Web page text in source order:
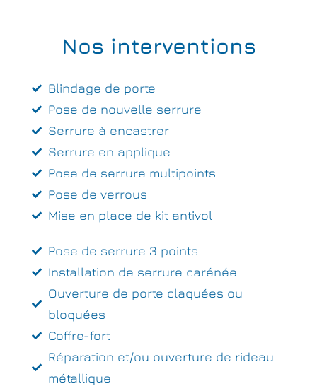
Nos interventions
Blindage de porte
Pose de nouvelle serrure
Serrure à encastrer
Serrure en applique
Pose de serrure multipoints
Pose de verrous
Mise en place de kit antivol
Pose de serrure 3 points
Installation de serrure carénée
Ouverture de porte claquées ou
bloquées
Coffre-fort
Réparation et/ou ouverture de rideau
métallique